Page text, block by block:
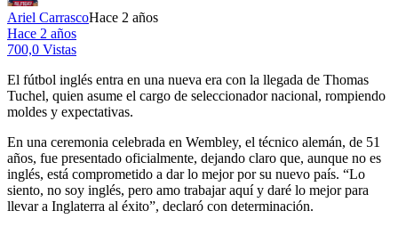
Ariel CarrascoHace 2 años
Hace 2 años
700,0 Vistas
El fútbol inglés entra en una nueva era con la llegada de Thomas
Tuchel, quien asume el cargo de seleccionador nacional, rompiendo
moldes y expectativas.
En una ceremonia celebrada en Wembley, el técnico alemán, de 51
años, fue presentado oficialmente, dejando claro que, aunque no es
inglés, está comprometido a dar lo mejor por su nuevo país. “Lo
siento, no soy inglés, pero amo trabajar aquí y daré lo mejor para
llevar a Inglaterra al éxito”, declaró con determinación.